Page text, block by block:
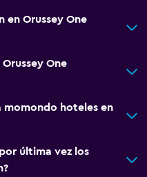
en Orussey One
One
momondo hoteles en
última vez los